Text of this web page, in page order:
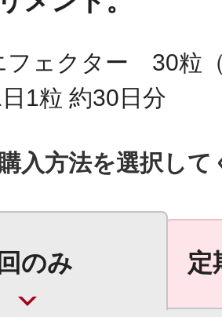
クレンズオイル
フェクター 30粒
1粒 約30日分
入方法を選択して
のみ 定